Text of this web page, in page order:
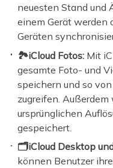
neuesten Stand und
einem Gerät werden
Geräten
🏞️iCloud Fotos: Mit
gesamte Foto- und
speichern und so
zugreifen.
ursprünglichen
gespeichert.
🗂️iCloud Desktop
können Benutzer